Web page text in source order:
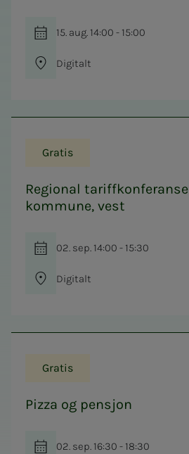
15. aug. 14:00 - 15:00
Digitalt
Gratis
Regional tariffkonferanse
kommune, vest
02. sep. 14:00 - 15:30
Digitalt
Gratis
Pizza og pensjon
02. sep. 16:30 - 18:30